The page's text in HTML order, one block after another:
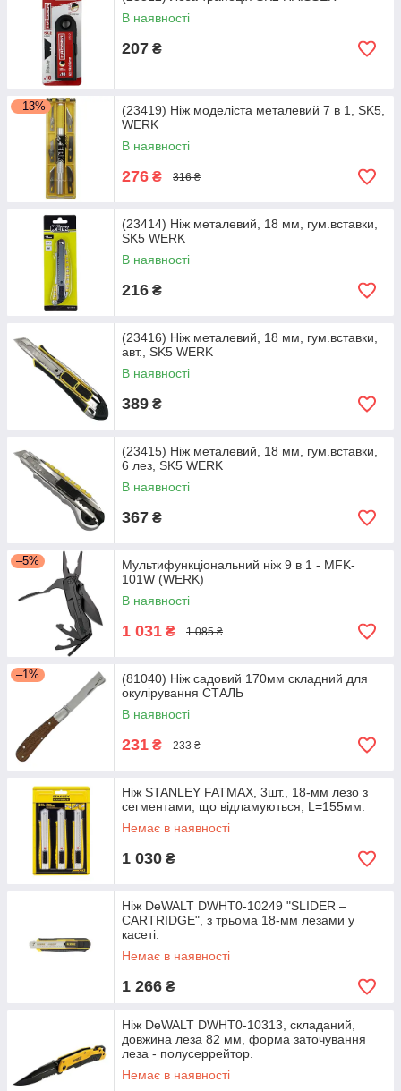
В наявності
207 ₴
–13%
(23419) Ніж моделіста металевий 7 в 1, SK5,
WERK
В наявності
276 ₴ 316 ₴
(23414) Ніж металевий, 18 мм, гум.вставки,
SK5 WERK
В наявності
216 ₴
(23416) Ніж металевий, 18 мм, гум.вставки,
авт., SK5 WERK
В наявності
389 ₴
(23415) Ніж металевий, 18 мм, гум.вставки,
6 лез, SK5 WERK
В наявності
367 ₴
–5%
Мультифункціональний ніж 9 в 1 - MFK-
101W (WERK)
В наявності
1 031 ₴ 1 085 ₴
–1%
(81040) Ніж садовий 170мм складний для
окулірування СТАЛЬ
В наявності
231 ₴ 233 ₴
Ніж STANLEY FATMAX, 3шт., 18-мм лезо з
сегментами, що відламуються, L=155мм.
Немає в наявності
1 030 ₴
Ніж DeWALT DWHT0-10249 "SLIDER –
CARTRIDGE", з трьома 18-мм лезами у
касеті.
Немає в наявності
1 266 ₴
Ніж DeWALT DWHT0-10313, складаний,
довжина леза 82 мм, форма заточування
леза - полусеррейтор.
Немає в наявності